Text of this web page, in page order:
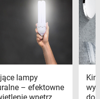
lampy
– efektowne